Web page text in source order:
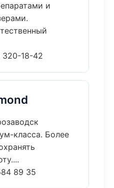
и
320-18-42
класса. Более
89 35